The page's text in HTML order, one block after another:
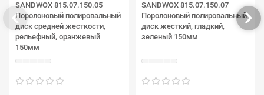
SANDWOX 815.07.150.05
Поролоновый полировальный
диск средней жесткости,
рельефный, оранжевый
150мм
SANDWOX 815.07.150.07
Поролоновый полировальный
диск жесткий, гладкий,
зеленый 150мм